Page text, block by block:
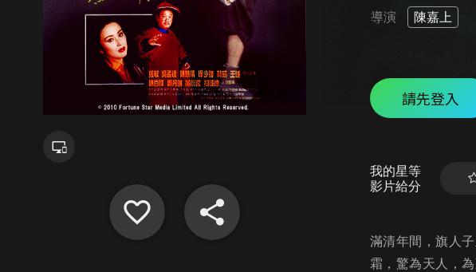
導演 陳嘉上
請先登入
我的星等
影片給分
滿清年間，旗人
霜，驚為天人，